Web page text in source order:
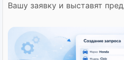
Вашу заявку и выставят